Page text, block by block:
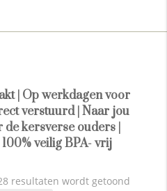
| Op werkdagen voor
verstuurd | Naar jou
kersverse ouders |
veilig BPA- vrij
resultaten wordt getoond